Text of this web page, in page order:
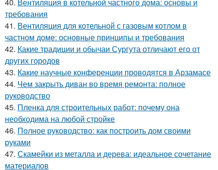
требования
41. Вентиляция для котельной с газовым котлом в
частном доме: основные принципы и требования
42. Какие традиции и обычаи Сургута отличают его от
других городов
43. Какие научные конференции проводятся в Арзамасе
44. Чем закрыть диван во время ремонта: полное
руководство
45. Пленка для строительных работ: почему она
необходима на любой стройке
46. Полное руководство: как построить дом своими
руками
47. Скамейки из металла и дерева: идеальное сочетание
материалов